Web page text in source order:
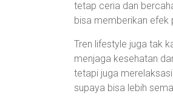
tetap ceria dan
bisa memberikan efek
Tren lifestyle juga tak
menjaga kesehatan
tetapi juga
supaya bisa lebih